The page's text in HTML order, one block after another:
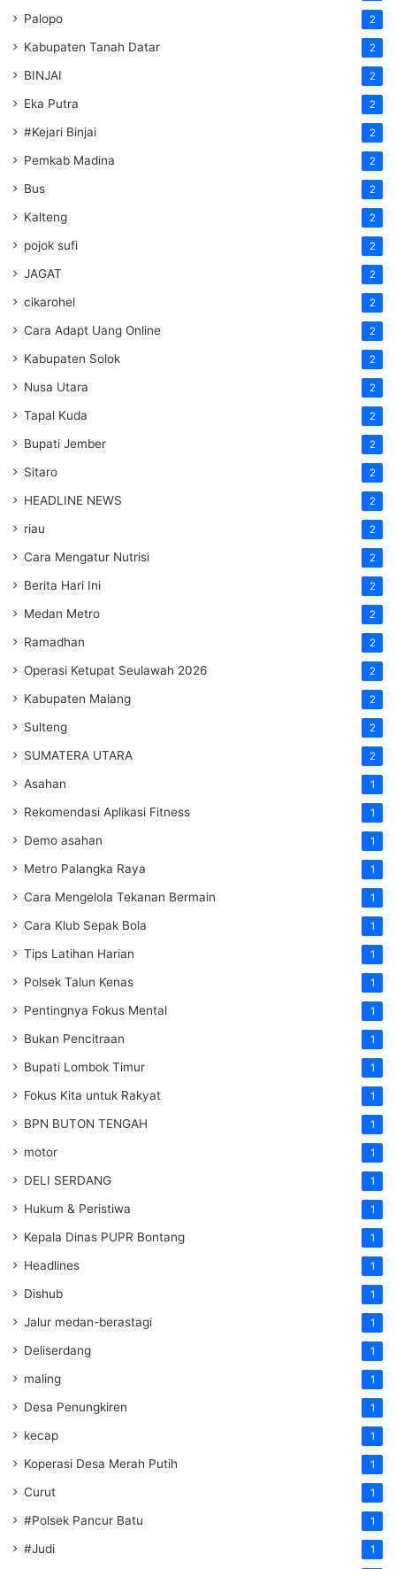
Palopo 2
Kabupaten Tanah Datar 2
BINJAI 2
Eka Putra 2
#Kejari Binjai 2
Pemkab Madina 2
Bus 2
Kalteng 2
pojok sufi 2
JAGAT 2
cikarohel 2
Cara Adapt Uang Online 2
Kabupaten Solok 2
Nusa Utara 2
Tapal Kuda 2
Bupati Jember 2
Sitaro 2
HEADLINE NEWS 2
riau 2
Cara Mengatur Nutrisi 2
Berita Hari Ini 2
Medan Metro 2
Ramadhan 2
Operasi Ketupat Seulawah 2026 2
Kabupaten Malang 2
Sulteng 2
SUMATERA UTARA 2
Asahan 1
Rekomendasi Aplikasi Fitness 1
Demo asahan 1
Metro Palangka Raya 1
Cara Mengelola Tekanan Bermain 1
Cara Klub Sepak Bola 1
Tips Latihan Harian 1
Polsek Talun Kenas 1
Pentingnya Fokus Mental 1
Bukan Pencitraan 1
Bupati Lombok Timur 1
Fokus Kita untuk Rakyat 1
BPN BUTON TENGAH 1
motor 1
DELI SERDANG 1
Hukum & Peristiwa 1
Kepala Dinas PUPR Bontang 1
Headlines 1
Dishub 1
Jalur medan-berastagi 1
Deliserdang 1
maling 1
Desa Penungkiren 1
kecap 1
Koperasi Desa Merah Putih 1
Curut 1
#Polsek Pancur Batu 1
#Judi 1